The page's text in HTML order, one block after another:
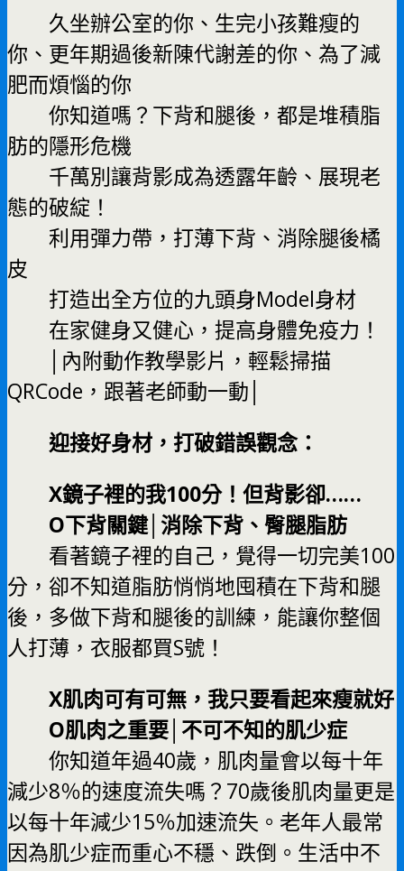
久坐辦公室的你、生完小孩難瘦的
你、更年期過後新陳代謝差的你、為了減
肥而煩惱的你
你知道嗎？下背和腿後，都是堆積脂
肪的隱形危機
千萬別讓背影成為透露年齡、展現老
態的破綻！
利用彈力帶，打薄下背、消除腿後橘
皮
打造出全方位的九頭身Model身材
在家健身又健心，提高身體免疫力！
│內附動作教學影片，輕鬆掃描
QRCode，跟著老師動一動│
迎接好身材，打破錯誤觀念：
X鏡子裡的我100分！但背影卻……
O下背關鍵│消除下背、臀腿脂肪
看著鏡子裡的自己，覺得一切完美100
分，卻不知道脂肪悄悄地囤積在下背和腿
後，多做下背和腿後的訓練，能讓你整個
人打薄，衣服都買S號！
X肌肉可有可無，我只要看起來瘦就好
O肌肉之重要│不可不知的肌少症
你知道年過40歲，肌肉量會以每十年
減少8％的速度流失嗎？70歲後肌肉量更是
以每十年減少15％加速流失。老年人最常
因為肌少症而重心不穩、跌倒。生活中不